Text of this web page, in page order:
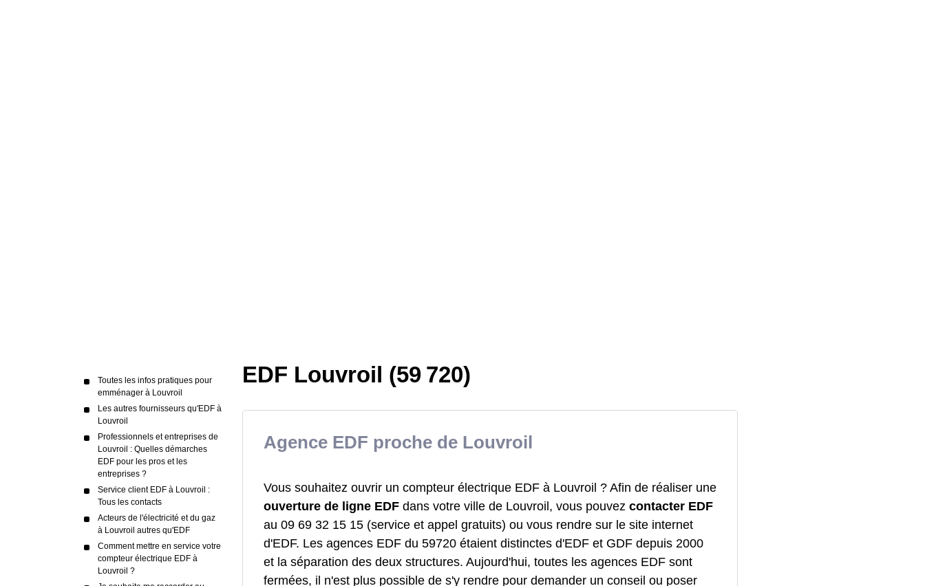
Toutes les infos pratiques pour
emménager à Louvroil
Les autres fournisseurs qu'EDF à
Louvroil
Professionnels et entreprises de
Louvroil : Quelles démarches
EDF pour les pros et les
entreprises ?
Service client EDF à Louvroil :
Tous les contacts
Acteurs de l'électricité et du gaz
à Louvroil autres qu'EDF
Comment mettre en service votre
compteur électrique EDF à
Louvroil ?
EDF Louvroil (59 720)
Agence EDF proche de Louvroil
Vous souhaitez ouvrir un compteur électrique EDF à Louvroil ? Afin de réaliser une
ouverture de ligne EDF dans votre ville de Louvroil, vous pouvez contacter EDF
au 09 69 32 15 15 (service et appel gratuits) ou vous rendre sur le site internet
d'EDF. Les agences EDF du 59720 étaient distinctes d'EDF et GDF depuis 2000
et la séparation des deux structures. Aujourd'hui, toutes les agences EDF sont
fermées, il n'est plus possible de s'y rendre pour demander un conseil ou poser